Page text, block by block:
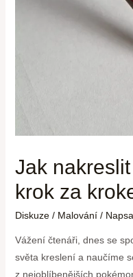
Jak
krok za
Diskuze / Malování/
Vážení čtenáři, dnes se
světa kreslení a naučíme
z nejoblíbenějších